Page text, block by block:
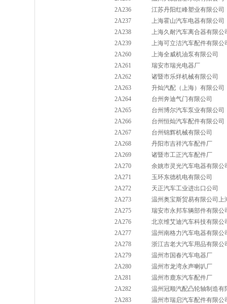
2A236
江苏丹阳红峰塑业有限公司
2A237
上海霍山汽车电器有限公司
2A238
上海久耐汽车离合器有限公
2A239
上海可立洁汽车配件有限公
2A260
上海全威机油泵有限公司
2A261
瑞安市瑞光电器厂
2A262
诸暨市乐烊机械有限公司
2A263
升灿汽配（上海）有限公司
2A264
台州奔迪气门有限公司
2A265
台州博尔汽车泵业有限公司
2A266
台州恒灿汽车配件有限公司
2A267
台州锦辉机械有限公司
2A268
丹阳市吉祥汽车配件厂
2A269
诸暨市工正汽车配件厂
2A270
余姚市灵光汽车电器有限公
2A271
玉环东德机电有限公司
2A272
天正汽车工业进出口公司
2A273
温州奥宝斯贸易有限公司上
2A275
瑞安市永邦车辆部件有限公
2A276
北京维艾迪汽车科技有限公
2A277
温州南格力汽车电器有限公
2A278
浙江吉老大汽车用品有限公
2A279
温州市国春汽车电器厂
2A280
温州市龙湾永声喇叭厂
2A281
温州市鹿东汽车配件厂
2A282
温州冠顺汽配凸轮轴制造有
2A283
温州市瑞启汽车配件有限公